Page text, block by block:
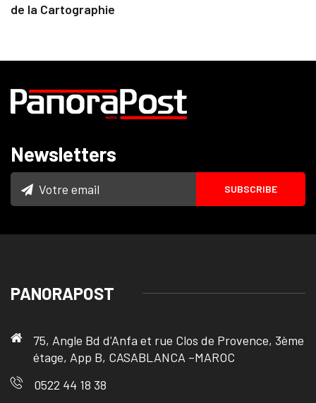
de la Cartographie
Newsletters
PANORAPOST
75, Angle Bd d'Anfa et rue Clos de Provence, 3ème
étage, App B, CASABLANCA –MAROC
0522 44 18 38